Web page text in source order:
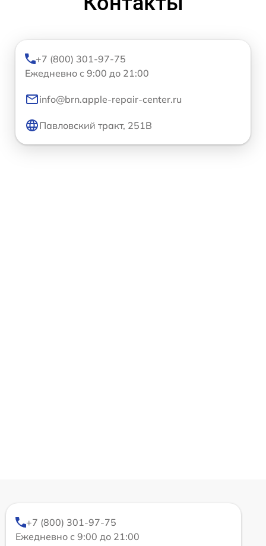
+7 (800) 301-97-75
Ежедневно с 9:00 до 21:00
info@brn.apple-repair-center.ru
Павловский тракт, 251В
+7 (800) 301-97-75
Ежедневно с 9:00 до 21:00